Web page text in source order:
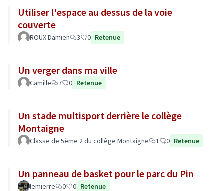
Utiliser l'espace au dessus de la voie
couverte
ROUX Damien 3 0 Retenue
Un verger dans ma ville
Camille 7 0 Retenue
Un stade multisport derrière le collège
Montaigne
Classe de 5ème 2 du collège Montaigne 1 0 Retenue
Un panneau de basket pour le parc du Pin
lemierre 0 0 Retenue